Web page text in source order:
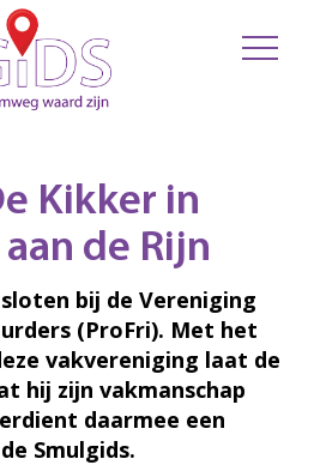
Kikker in
de Rijn
bij de Vereniging
(ProFri). Met het
vakvereniging laat de
hij zijn vakmanschap
daarmee een
Smulgids.